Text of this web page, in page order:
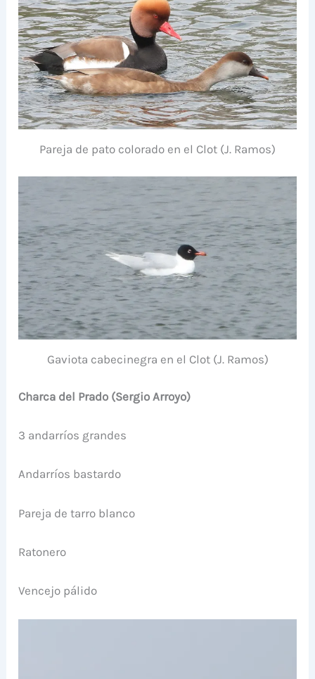
Pareja de pato colorado en el Clot (J. Ramos)
Gaviota cabecinegra en el Clot (J. Ramos)
Charca del Prado (Sergio Arroyo)
3 andarríos grandes
Andarríos bastardo
Pareja de tarro blanco
Ratonero
Vencejo pálido